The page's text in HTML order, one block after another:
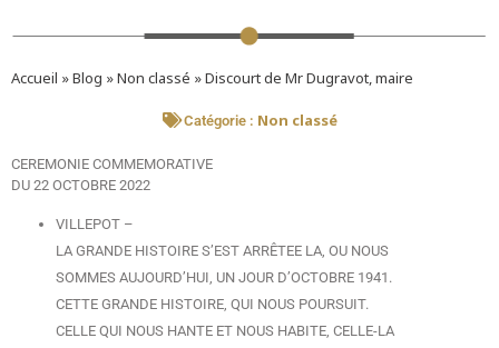
Accueil »Blog »Non classé »Discourt de Mr Dugravot, maire
Catégorie : Non classé
CEREMONIE COMMEMORATIVE
DU 22 OCTOBRE 2022
VILLEPOT –
LA GRANDE HISTOIRE S’EST ARRÊTEE LA, OU NOUS
SOMMES AUJOURD’HUI, UN JOUR D’OCTOBRE 1941.
CETTE GRANDE HISTOIRE, QUI NOUS POURSUIT.
CELLE QUI NOUS HANTE ET NOUS HABITE, CELLE-LA